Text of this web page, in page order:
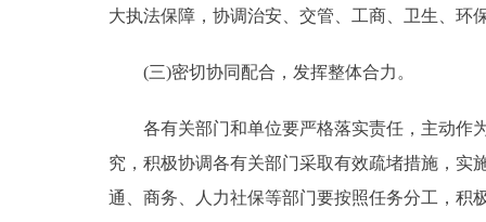
大执法保障，协调治安、交管、工商、卫生、环
(三)密切协同配合，发挥整体合力。
各有关部门和单位要严格落实责任，主动作为
究，积极协调各有关部门采取有效疏堵措施，实
通、商务、人力社保等部门要按照任务分工，积